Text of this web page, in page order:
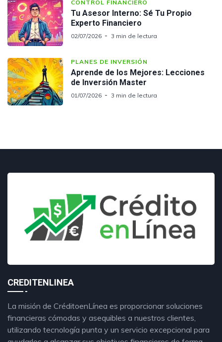
CONTROL FINANCIERO
Tu Asesor Interno: Sé Tu Propio
Experto Financiero
02/07/2026 3 min de lectura
PLANES DE INVERSIÓN
Aprende de los Mejores: Lecciones
de Inversión Master
01/07/2026 3 min de lectura
CREDITENLINEA
La misión de CréditoenLínea es proporcionar soluciones
financieras cómodas y asequibles a nuestros clientes,
utilizando tecnología punta y un servicio excepcional para